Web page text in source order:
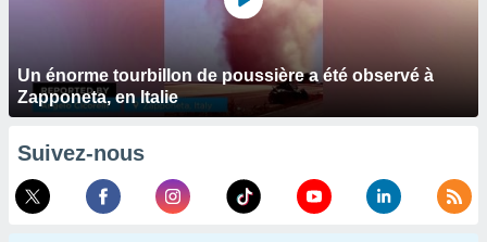
Un énorme tourbillon de poussière a été observé à
Zapponeta, en Italie
Suivez-nous